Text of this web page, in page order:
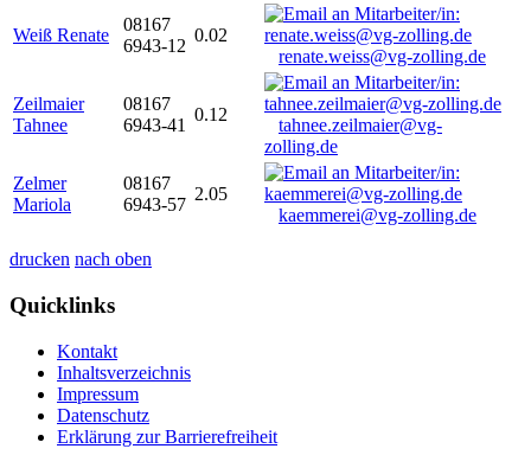
Weiß Renate
08167
6943-12
0.02
renate.weiss@vg-zolling.de
Zeilmaier
Tahnee
08167
6943-41
0.12
tahnee.zeilmaier@vg-
zolling.de
Zelmer
Mariola
08167
6943-57
2.05
kaemmerei@vg-zolling.de
drucken nach oben
Quicklinks
Kontakt
Inhaltsverzeichnis
Impressum
Datenschutz
Erklärung zur Barrierefreiheit